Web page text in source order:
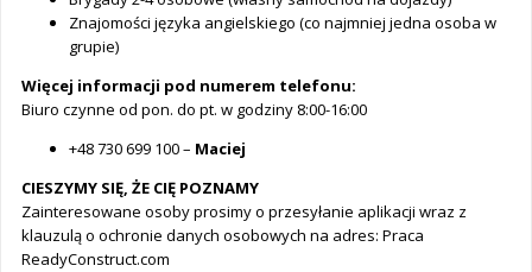
Znajomości języka angielskiego (co najmniej jedna osoba w
grupie)
Więcej informacji pod numerem telefonu:
Biuro czynne od pon. do pt. w godziny 8:00-16:00
+48 730 699 100 – Maciej
CIESZYMY SIĘ, ŻE CIĘ POZNAMY
Zainteresowane osoby prosimy o przesyłanie aplikacji wraz z
klauzulą o ochronie danych osobowych na adres: Praca
ReadyConstruct.com